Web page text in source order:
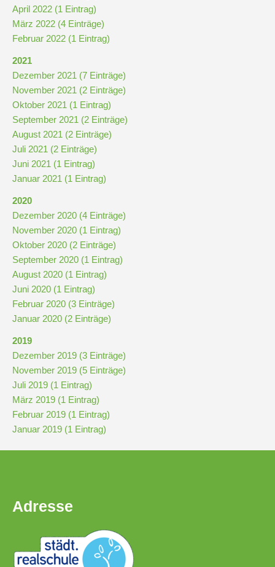
April 2022 (1 Eintrag)
März 2022 (4 Einträge)
Februar 2022 (1 Eintrag)
2021
Dezember 2021 (7 Einträge)
November 2021 (2 Einträge)
Oktober 2021 (1 Eintrag)
September 2021 (2 Einträge)
August 2021 (2 Einträge)
Juli 2021 (2 Einträge)
Juni 2021 (1 Eintrag)
Januar 2021 (1 Eintrag)
2020
Dezember 2020 (4 Einträge)
November 2020 (1 Eintrag)
Oktober 2020 (2 Einträge)
September 2020 (1 Eintrag)
August 2020 (1 Eintrag)
Juni 2020 (1 Eintrag)
Februar 2020 (3 Einträge)
Januar 2020 (2 Einträge)
2019
Dezember 2019 (3 Einträge)
November 2019 (5 Einträge)
Juli 2019 (1 Eintrag)
März 2019 (1 Eintrag)
Februar 2019 (1 Eintrag)
Januar 2019 (1 Eintrag)
Adresse